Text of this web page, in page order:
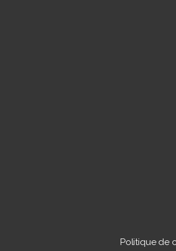
Politique de